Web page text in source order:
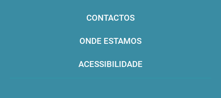
CONTACTOS
ONDE ESTAMOS
ACESSIBILIDADE